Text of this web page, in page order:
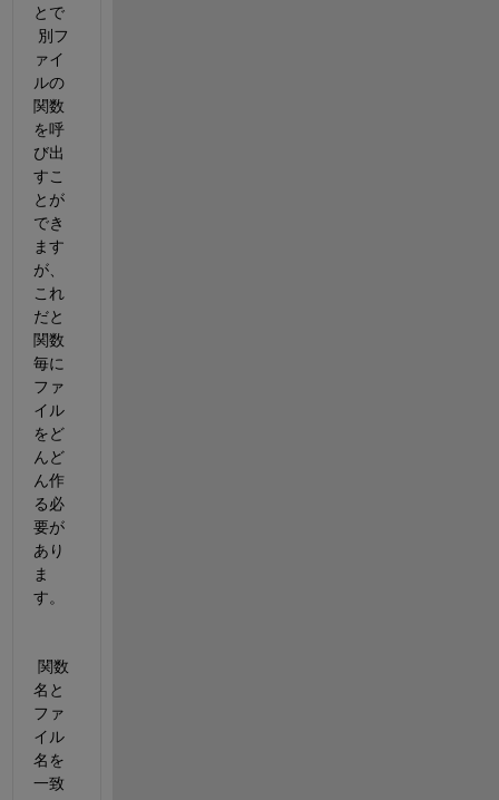
とで
別フ
ァイ
ルの
関数
を呼
び出
すこ
とが
でき
ます
が、
これ
だと
関数
毎に
ファ
イル
をど
んど
ん作
る必
要が
あり
ま
す。
関数
名と
ファ
イル
名を
一致